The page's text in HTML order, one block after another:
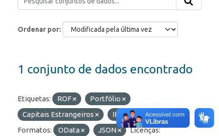
Ordenar por
1 conjunto de dados encontrado
Etiquetas: ROF
Portfólio
Capitais Estrangeiros
IED
RDE
Formatos:
OData JSON
Licenças: